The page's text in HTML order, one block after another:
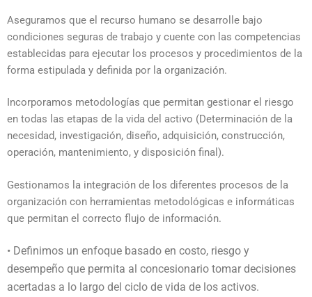
Aseguramos que el recurso humano se desarrolle bajo
condiciones seguras de trabajo y cuente con las competencias
establecidas para ejecutar los procesos y procedimientos de la
forma estipulada y definida por la organización.
Incorporamos metodologías que permitan gestionar el riesgo
en todas las etapas de la vida del activo (Determinación de la
necesidad, investigación, diseño, adquisición, construcción,
operación, mantenimiento, y disposición final).
Gestionamos la integración de los diferentes procesos de la
organización con herramientas metodológicas e informáticas
que permitan el correcto flujo de información.
• Definimos un enfoque basado en costo, riesgo y
desempeño que permita al concesionario tomar decisiones
acertadas a lo largo del ciclo de vida de los activos.